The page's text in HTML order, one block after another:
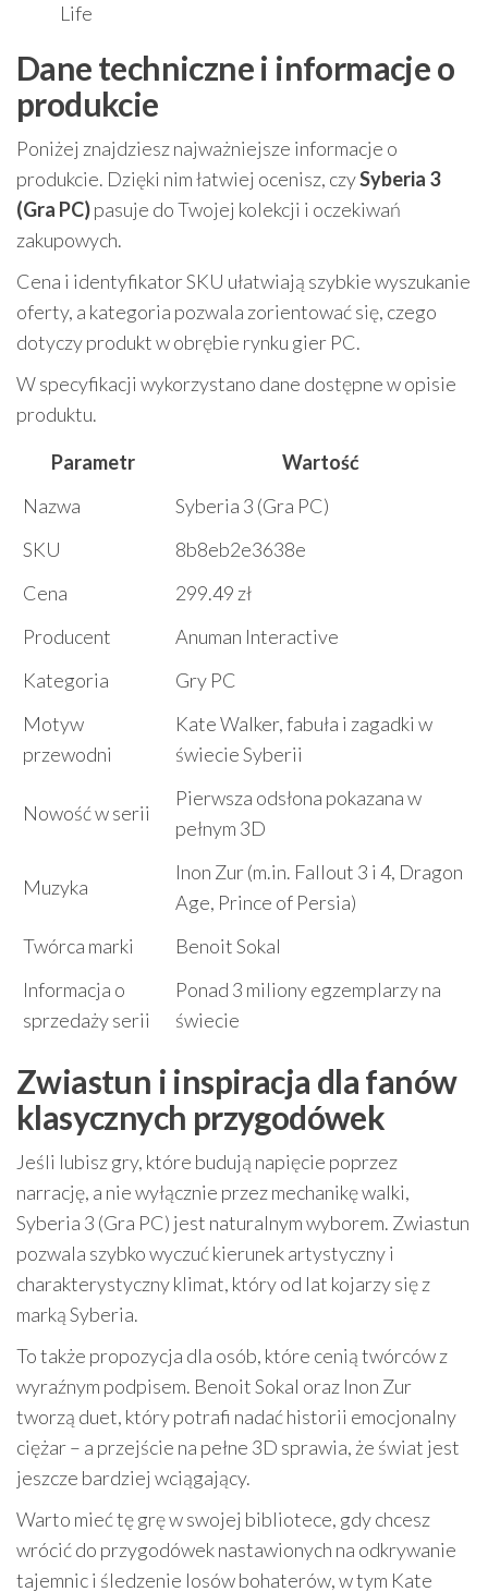
Life
Dane techniczne i informacje o
produkcie
Poniżej znajdziesz najważniejsze informacje o
produkcie. Dzięki nim łatwiej ocenisz, czySyberia 3
(Gra PC)pasuje do Twojej kolekcji i oczekiwań
zakupowych.
Cena i identyfikator SKU ułatwiają szybkie wyszukanie
oferty, a kategoria pozwala zorientować się, czego
dotyczy produkt w obrębie rynku gier PC.
W specyfikacji wykorzystano dane dostępne w opisie
produktu.
Parametr
Wartość
Nazwa
Syberia 3 (Gra PC)
SKU
8b8eb2e3638e
Cena
299.49 zł
Producent
Anuman Interactive
Kategoria
Gry PC
Motyw
przewodni
Kate Walker, fabuła i zagadki w
świecie Syberii
Nowość w serii
Pierwsza odsłona pokazana w
pełnym 3D
Muzyka
Inon Zur (m.in. Fallout 3 i 4, Dragon
Age, Prince of Persia)
Twórca marki
Benoit Sokal
Informacja o
sprzedaży serii
Ponad 3 miliony egzemplarzy na
świecie
Zwiastun i inspiracja dla fanów
klasycznych przygodówek
Jeśli lubisz gry, które budują napięcie poprzez
narrację, a nie wyłącznie przez mechanikę walki,
Syberia 3 (Gra PC) jest naturalnym wyborem. Zwiastun
pozwala szybko wyczuć kierunek artystyczny i
charakterystyczny klimat, który od lat kojarzy się z
marką Syberia.
To także propozycja dla osób, które cenią twórców z
wyraźnym podpisem. Benoit Sokal oraz Inon Zur
tworzą duet, który potrafi nadać historii emocjonalny
ciężar – a przejście na pełne 3D sprawia, że świat jest
jeszcze bardziej wciągający.
Warto mieć tę grę w swojej bibliotece, gdy chcesz
wrócić do przygodówek nastawionych na odkrywanie
tajemnic i śledzenie losów bohaterów, w tym Kate